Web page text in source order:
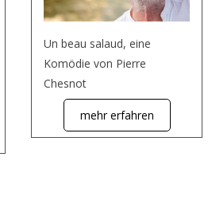
Un beau salaud, eine
Komödie von Pierre
Chesnot
mehr erfahren